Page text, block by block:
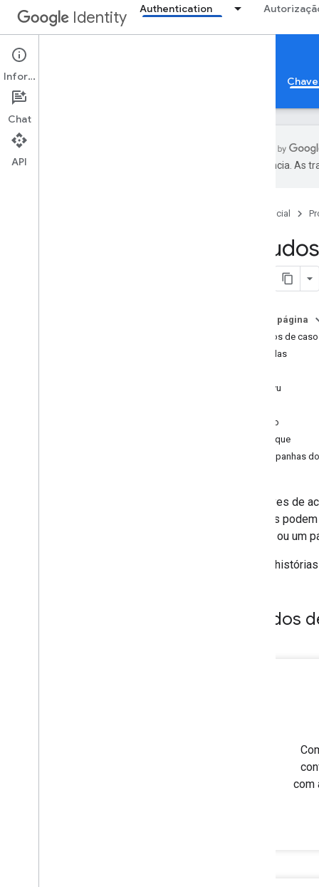
Identity Authentication
Passkeys
Fazer login com o Google
preferência. As
Página inicial
Nesta página
Estudos de caso
Adidas
Tokyu
Zoho
Caiaque
Campanhas
As chaves de
usuários
um PIN ou um
Confira
Estudos
com
Informações
Chat
API